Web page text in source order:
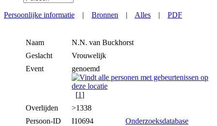
Persoonlijke informatie | Bronnen | Alles | PDF
Naam N.N. van Buckhorst
Geslacht
Vrouwelijk
Event
genoemd
[1]
Overlijden
>1338
Persoon-ID
I10694
Onderzoeksdatabase